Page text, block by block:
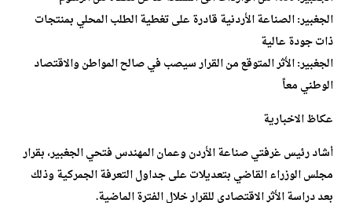
الجغبير: الصناعة الأردنية قادرة على تغطية الطلب المحلي بمنتجات
ذات جودة عالية
الجغبير: الأثر المتوقع من القرار سيصب في صالح المواطن والاقتصاد
الوطني معاً
عكاظ الاخبارية
أشاد رئيس غرفتي صناعة الأردن وعمان المهندس فتحي الجغبير، بقرار
مجلس الوزراء القاضي بتعديلات على جداول التعرفة الجمركية وذلك
بعد دراسة الأثر الاقتصادي للقرار خلال الفترة الماضية.